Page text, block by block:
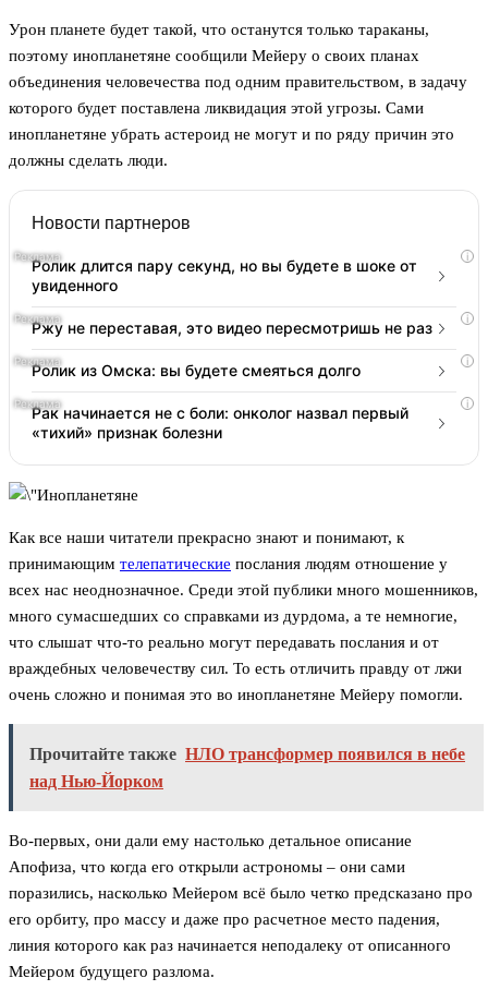
Урон планете будет такой, что останутся только тараканы,
поэтому инопланетяне сообщили Мейеру о своих планах
объединения человечества под одним правительством, в задачу
которого будет поставлена ликвидация этой угрозы. Сами
инопланетяне убрать астероид не могут и по ряду причин это
должны сделать люди.
Новости партнеров
i
Ролик длится пару секунд, но вы будете в шоке от
увиденного
i
Ржу не переставая, это видео пересмотришь не раз
i
Ролик из Омска: вы будете смеяться долго
i
Рак начинается не с боли: онколог назвал первый
«тихий» признак болезни
Как все наши читатели прекрасно знают и понимают, к
принимающим телепатические послания людям отношение у
всех нас неоднозначное. Среди этой публики много мошенников,
много сумасшедших со справками из дурдома, а те немногие,
что слышат что-то реально могут передавать послания и от
враждебных человечеству сил. То есть отличить правду от лжи
очень сложно и понимая это во инопланетяне Мейеру помогли.
Прочитайте также НЛО трансформер появился в небе
над Нью-Йорком
Во-первых, они дали ему настолько детальное описание
Апофиза, что когда его открыли астрономы – они сами
поразились, насколько Мейером всё было четко предсказано про
его орбиту, про массу и даже про расчетное место падения,
линия которого как раз начинается неподалеку от описанного
Мейером будущего разлома.